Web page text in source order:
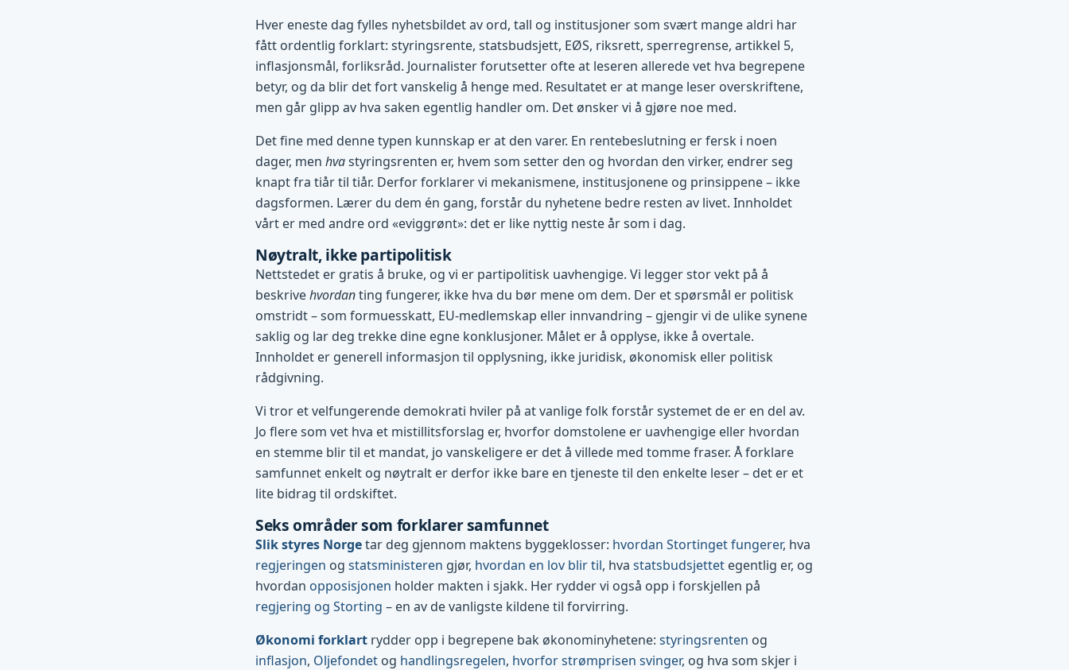
Hver eneste dag fylles nyhetsbildet av ord, tall og institusjoner som svært mange aldri har
fått ordentlig forklart: styringsrente, statsbudsjett, EØS, riksrett, sperregrense, artikkel 5,
inflasjonsmål, forliksråd. Journalister forutsetter ofte at leseren allerede vet hva begrepene
betyr, og da blir det fort vanskelig å henge med. Resultatet er at mange leser overskriftene,
men går glipp av hva saken egentlig handler om. Det ønsker vi å gjøre noe med.
Det fine med denne typen kunnskap er at den varer. En rentebeslutning er fersk i noen
dager, menhvastyringsrenten er, hvem som setter den og hvordan den virker, endrer seg
knapt fra tiår til tiår. Derfor forklarer vi mekanismene, institusjonene og prinsippene – ikke
dagsformen. Lærer du dem én gang, forstår du nyhetene bedre resten av livet. Innholdet
vårt er med andre ord «eviggrønt»: det er like nyttig neste år som i dag.
Nøytralt, ikke partipolitisk
Nettstedet er gratis å bruke, og vi er partipolitisk uavhengige. Vi legger stor vekt på å
beskrivehvordanting fungerer, ikke hva du bør mene om dem. Der et spørsmål er politisk
omstridt – som formuesskatt, EU-medlemskap eller innvandring – gjengir vi de ulike synene
saklig og lar deg trekke dine egne konklusjoner. Målet er å opplyse, ikke å overtale.
Innholdet er generell informasjon til opplysning, ikke juridisk, økonomisk eller politisk
rådgivning.
Vi tror et velfungerende demokrati hviler på at vanlige folk forstår systemet de er en del av.
Jo flere som vet hva et mistillitsforslag er, hvorfor domstolene er uavhengige eller hvordan
en stemme blir til et mandat, jo vanskeligere er det å villede med tomme fraser. Å forklare
samfunnet enkelt og nøytralt er derfor ikke bare en tjeneste til den enkelte leser – det er et
lite bidrag til ordskiftet.
Seks områder som forklarer samfunnet
Slik styres Norgetar deg gjennom maktens byggeklosser: hvordan Stortinget fungerer, hva
regjeringen ogstatsministeren gjør, hvordan en lov blir til, hvastatsbudsjettet egentlig er, og
hvordan opposisjonen holder makten i sjakk. Her rydder vi også opp i forskjellen på
regjering og Storting – en av de vanligste kildene til forvirring.
Økonomi forklart rydder opp i begrepene bak økonominyhetene:styringsrenten og
inflasjon, Oljefondet og handlingsregelen, hvorfor strømprisen svinger, og hva som skjer i